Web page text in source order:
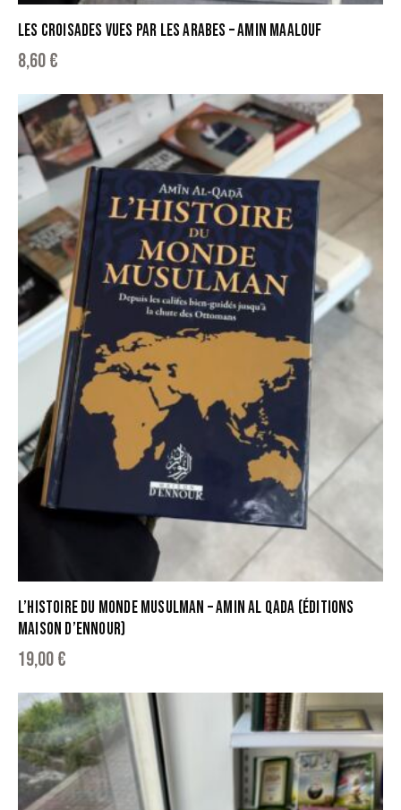
LES CROISADES VUES PAR LES ARABES – AMIN MAALOUF
8,60€
L’HISTOIRE DU MONDE MUSULMAN – AMIN AL QADA (ÉDITIONS
MAISON D’ENNOUR)
19,00€